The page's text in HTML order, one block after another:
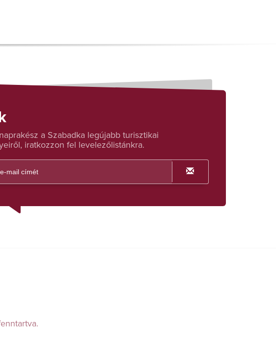
a Szabadka legújabb turisztikai
iratkozzon fel levelezőlistánkra.